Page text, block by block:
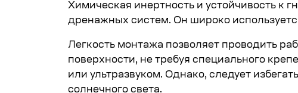
Химическая инертность и устойчивость к
дренажных систем. Он широко
Легкость монтажа позволяет проводить
поверхности, не требуя специального
или ультразвуком. Однако, следует
солнечного света.